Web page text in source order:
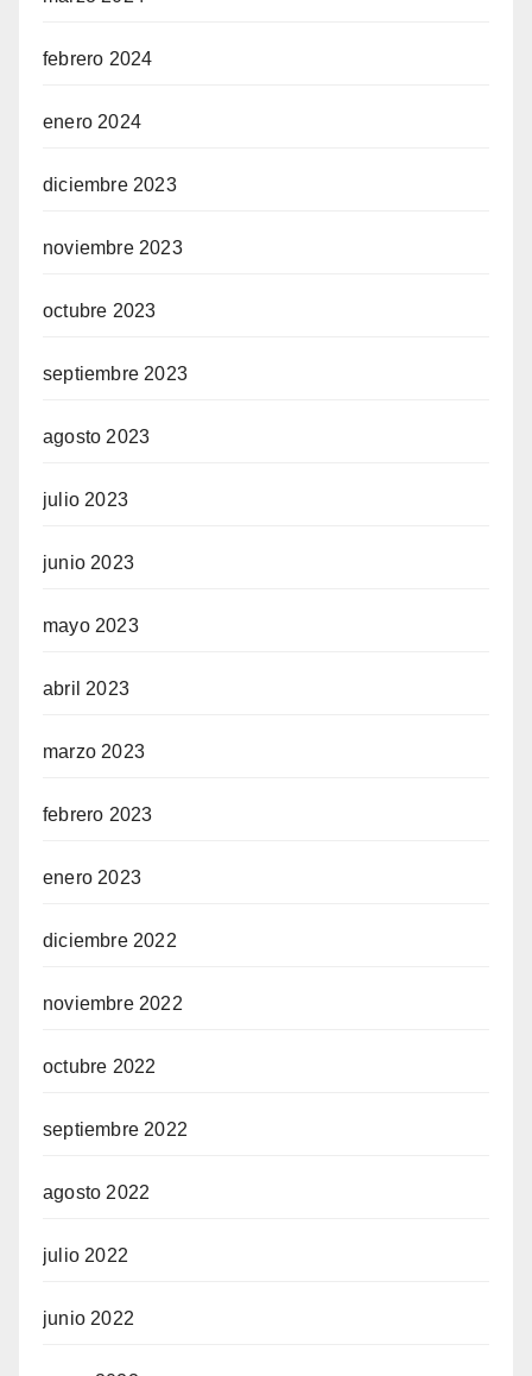
febrero 2024
enero 2024
diciembre 2023
noviembre 2023
octubre 2023
septiembre 2023
agosto 2023
julio 2023
junio 2023
mayo 2023
abril 2023
marzo 2023
febrero 2023
enero 2023
diciembre 2022
noviembre 2022
octubre 2022
septiembre 2022
agosto 2022
julio 2022
junio 2022